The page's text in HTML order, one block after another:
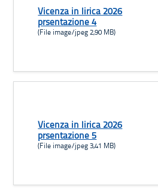
Vicenza in lirica 2026
prsentazione 4
(File image/jpeg 2,90 MB)
Vicenza in lirica 2026
prsentazione 5
(File image/jpeg 3,41 MB)